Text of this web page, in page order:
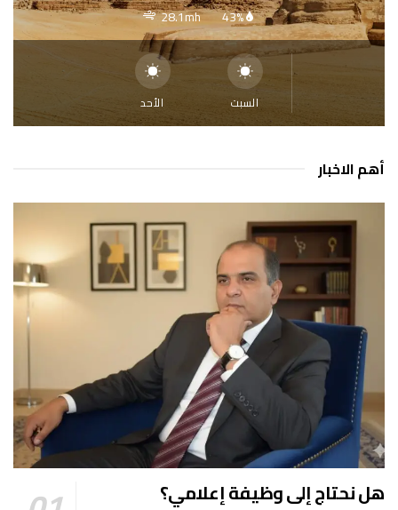
43%
28.1mh
السبت الأحد
أهم الاخبار
هل نحتاج إلى وظيفة إعلامي؟